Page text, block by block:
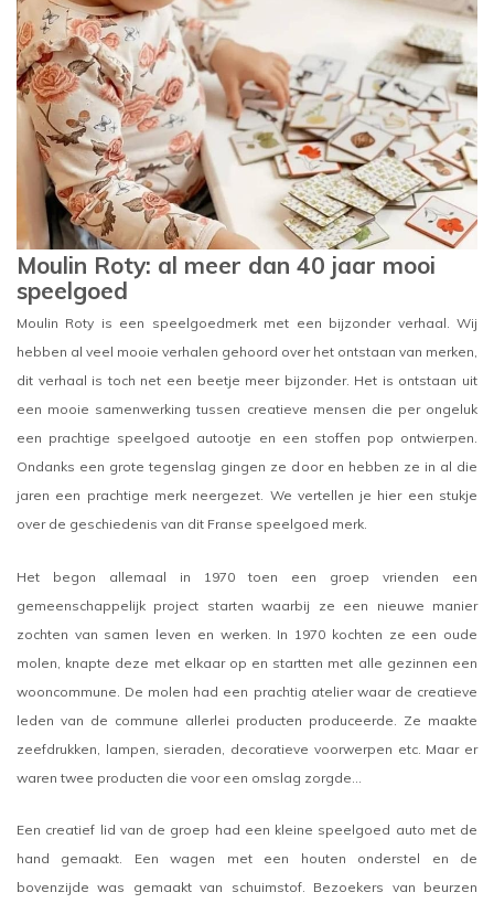
Moulin Roty: al meer dan 40 jaar mooi
speelgoed
Moulin Roty is een speelgoedmerk met een bijzonder verhaal. Wij
hebben al veel mooie verhalen gehoord over het ontstaan van merken,
dit verhaal is toch net een beetje meer bijzonder. Het is ontstaan uit
een mooie samenwerking tussen creatieve mensen die per ongeluk
een prachtige speelgoed autootje en een stoffen pop ontwierpen.
Ondanks een grote tegenslag gingen ze door en hebben ze in al die
jaren een prachtige merk neergezet. We vertellen je hier een stukje
over de geschiedenis van dit Franse speelgoed merk.
Het begon allemaal in 1970 toen een groep vrienden een
gemeenschappelijk project starten waarbij ze een nieuwe manier
zochten van samen leven en werken. In 1970 kochten ze een oude
molen, knapte deze met elkaar op en startten met alle gezinnen een
wooncommune. De molen had een prachtig atelier waar de creatieve
leden van de commune allerlei producten produceerde. Ze maakte
zeefdrukken, lampen, sieraden, decoratieve voorwerpen etc. Maar er
waren twee producten die voor een omslag zorgde...
Een creatief lid van de groep had een kleine speelgoed auto met de
hand gemaakt. Een wagen met een houten onderstel en de
bovenzijde was gemaakt van schuimstof. Bezoekers van beurzen